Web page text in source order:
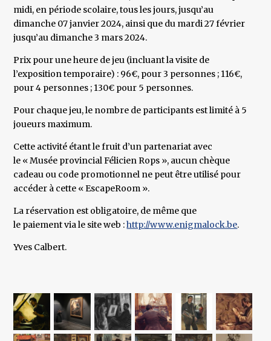
midi, en période scolaire, tous les jours, jusqu’au
dimanche 07 janvier 2024, ainsi que du mardi 27 février
jusqu’au dimanche 3 mars 2024.
Prix pour une heure de jeu (incluant la visite de
l’exposition temporaire) : 96€, pour 3 personnes ; 116€,
pour 4 personnes ; 130€ pour 5 personnes.
Pour chaque jeu, le nombre de participants est limité à 5
joueurs maximum.
Cette activité étant le fruit d’un partenariat avec
le « Musée provincial Félicien Rops », aucun chèque
cadeau ou code promotionnel ne peut être utilisé pour
accéder à cette « EscapeRoom ».
La réservation est obligatoire, de même que
le paiement via le site web :http://www.enigmalock.be.
Yves Calbert.